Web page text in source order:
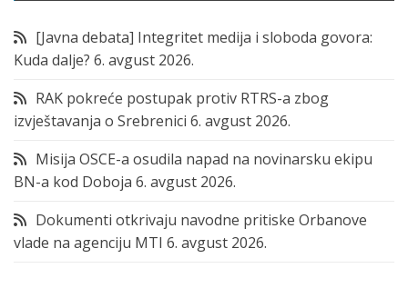
[Javna debata] Integritet medija i sloboda govora:
Kuda dalje? 6. avgust 2026.
RAK pokreće postupak protiv RTRS-a zbog
izvještavanja o Srebrenici 6. avgust 2026.
Misija OSCE-a osudila napad na novinarsku ekipu
BN-a kod Doboja 6. avgust 2026.
Dokumenti otkrivaju navodne pritiske Orbanove
vlade na agenciju MTI 6. avgust 2026.